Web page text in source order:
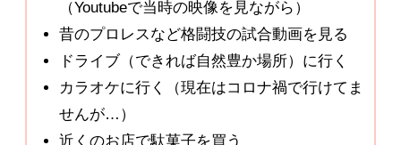
（Youtubeで当時の映像を見ながら）
昔のプロレスなど格闘技の試合動画を見る
ドライブ（できれば自然豊か場所）に行く
カラオケに行く（現在はコロナ禍で行けてま
せんが…）
近くのお店で駄菓子を買う